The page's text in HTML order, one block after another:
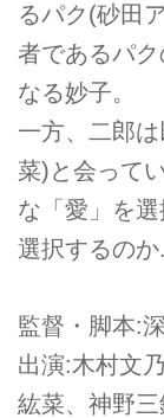
るパク(砂田
者であるパ
なる妙子。
一方、二郎
菜)と会って
な「愛」を
選択するのか
監督・脚本:
出演:木村文
紘菜、神野